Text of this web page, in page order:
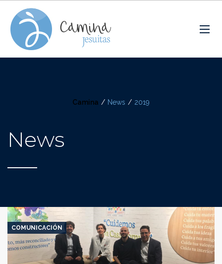
Camina / News / 2019
News
COMUNICACIÓN